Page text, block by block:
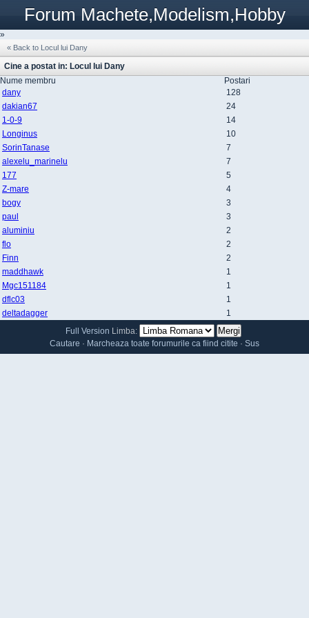
Forum Machete,Modelism,Hobby
»
« Back to Locul lui Dany
Cine a postat in: Locul lui Dany
Nume membru
Postari
dany
128
dakian67
24
1-0-9
14
Longinus
10
SorinTanase
7
alexelu_marinelu
7
177
5
Z-mare
4
bogy
3
paul
3
aluminiu
2
flo
2
Finn
2
maddhawk
1
Mgc151184
1
dflc03
1
deltadagger
1
Full Version Limba:
Cautare · Marcheaza toate forumurile ca fiind citite · Sus